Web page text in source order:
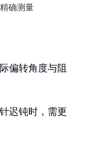
确测量
偏转角度与阻
迟钝时，需更